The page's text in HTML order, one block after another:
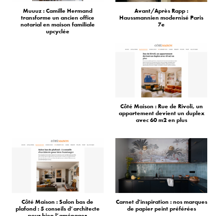
Muuuz : Camille Hermand
transforme un ancien office
notarial en maison familiale
upcyclée
Avant/Après Rapp :
Haussmannien modernisé Paris
7e
Côté Maison : Rue de Rivoli, un
appartement devient un duplex
avec 60 m2 en plus
Côté Maison : Salon bas de
plafond : 5 conseils d’architecte
Carnet d'inspiration : nos marques
de papier peint préférées